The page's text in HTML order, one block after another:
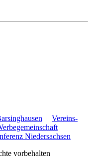
| Vereins-
Niedersachsen
vorbehalten